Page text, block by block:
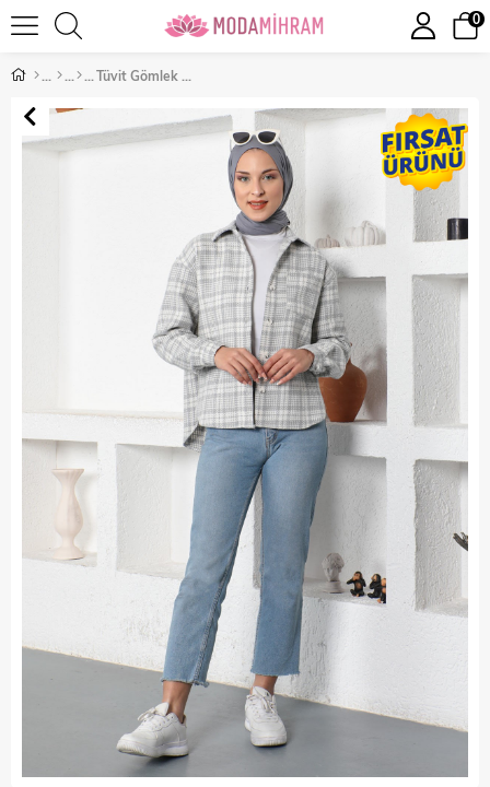
0
Tüvit Gömlek Gri 6055